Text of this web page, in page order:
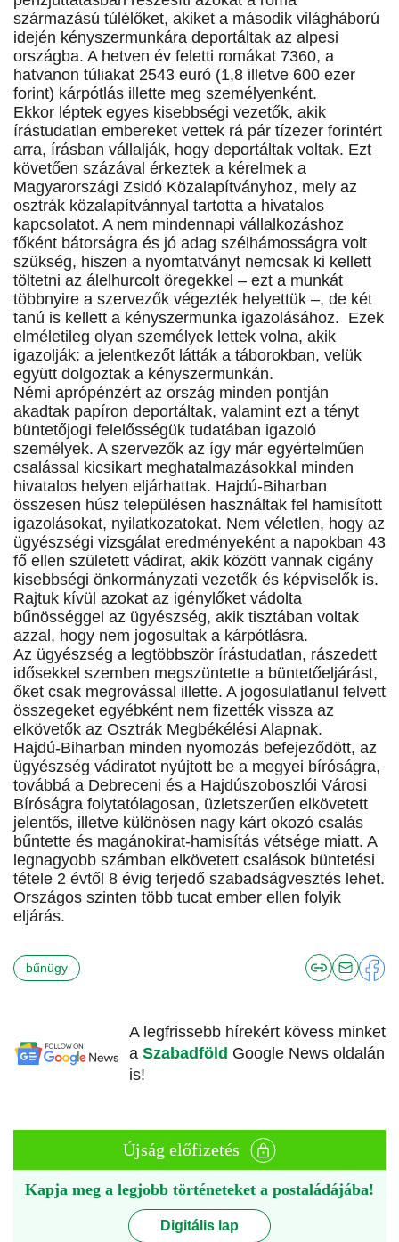
származású túlélőket, akiket a második világháború
idején kényszermunkára deportáltak az alpesi
országba. A hetven év feletti romákat 7360, a
hatvanon túliakat 2543 euró (1,8 illetve 600 ezer
forint) kárpótlás illette meg személyenként.
Ekkor léptek egyes kisebbségi vezetők, akik
írástudatlan embereket vettek rá pár tízezer forintért
arra, írásban vállalják, hogy deportáltak voltak. Ezt
követően százával érkeztek a kérelmek a
Magyarországi Zsidó Közalapítványhoz, mely az
osztrák közalapítvánnyal tartotta a hivatalos
kapcsolatot. A nem mindennapi vállalkozáshoz
főként bátorságra és jó adag szélhámosságra volt
szükség, hiszen a nyomtatványt nemcsak ki kellett
töltetni az álelhurcolt öregekkel – ezt a munkát
többnyire a szervezők végezték helyettük –, de két
tanú is kellett a kényszermunka igazolásához. Ezek
elméletileg olyan személyek lettek volna, akik
igazolják: a jelentkezőt látták a táborokban, velük
együtt dolgoztak a kényszermunkán.
Némi aprópénzért az ország minden pontján
akadtak papíron deportáltak, valamint ezt a tényt
büntetőjogi felelősségük tudatában igazoló
személyek. A szervezők az így már egyértelműen
csalással kicsikart meghatalmazásokkal minden
hivatalos helyen eljárhattak. Hajdú-Biharban
összesen húsz településen használtak fel hamisított
igazolásokat, nyilatkozatokat. Nem véletlen, hogy az
ügyészségi vizsgálat eredményeként a napokban 43
fő ellen született vádirat, akik között vannak cigány
kisebbségi önkormányzati vezetők és képviselők is.
Rajtuk kívül azokat az igénylőket vádolta
bűnösséggel az ügyészség, akik tisztában voltak
azzal, hogy nem jogosultak a kárpótlásra.
Az ügyészség a legtöbbször írástudatlan, rászedett
idősekkel szemben megszüntette a büntetőeljárást,
őket csak megrovással illette. A jogosulatlanul felvett
összegeket egyébként nem fizették vissza az
elkövetők az Osztrák Megbékélési Alapnak.
Hajdú-Biharban minden nyomozás befejeződött, az
ügyészség vádiratot nyújtott be a megyei bíróságra,
továbbá a Debreceni és a Hajdúszoboszlói Városi
Bíróságra folytatólagosan, üzletszerűen elkövetett
jelentős, illetve különösen nagy kárt okozó csalás
bűntette és magánokirat-hamisítás vétsége miatt. A
legnagyobb számban elkövetett csalások büntetési
tétele 2 évtől 8 évig terjedő szabadságvesztés lehet.
Országos szinten több tucat ember ellen folyik
eljárás.
bűnügy
A legfrissebb hírekért kövess minket
a Szabadföld Google News oldalán
is!
Újság előfizetés
Kapja meg a legjobb történeteket a postaládájába!
Digitális lap